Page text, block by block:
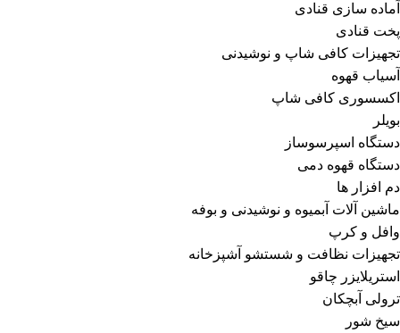
آماده سازی قنادی
پخت قنادی
تجهیزات کافی شاپ و نوشیدنی
آسیاب قهوه
اکسسوری کافی شاپ
بویلر
دستگاه اسپرسوساز
دستگاه قهوه دمی
دم افزار ها
ماشین آلات آبمیوه و نوشیدنی و بوفه
وافل و کرپ
تجهیزات نظافت و شستشو آشپزخانه
استریلایزر چاقو
ترولی آبچکان
سیخ شور